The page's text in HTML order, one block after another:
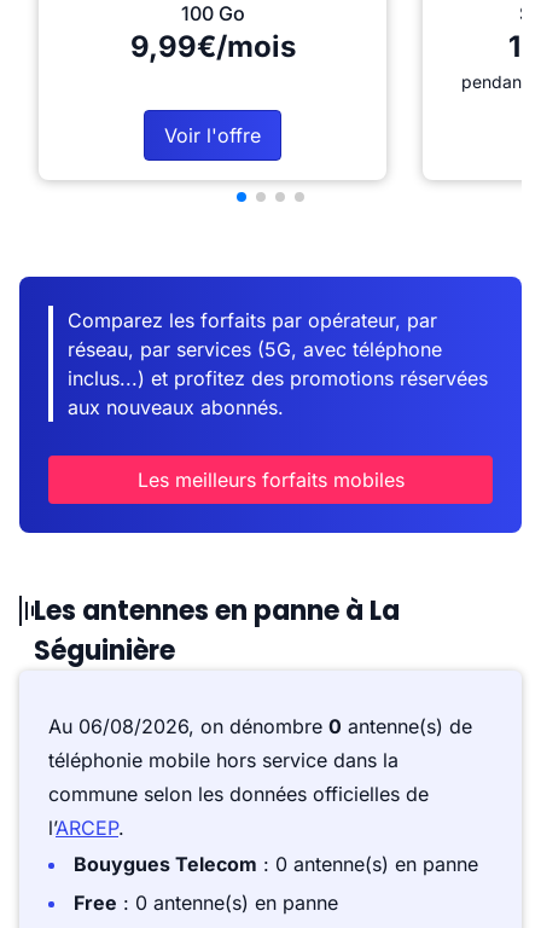
100 Go
9,99€/mois
Voir l'offre
pendant
Comparez les forfaits par opérateur, par
réseau, par services (5G, avec téléphone
inclus...) et profitez des promotions réservées
aux nouveaux abonnés.
Les meilleurs forfaits mobiles
Les antennes en panne à La
Séguinière
Au 06/08/2026, on dénombre 0 antenne(s) de
téléphonie mobile hors service dans la
commune selon les données officielles de
l’ARCEP.
Bouygues Telecom : 0 antenne(s) en panne
Free : 0 antenne(s) en panne